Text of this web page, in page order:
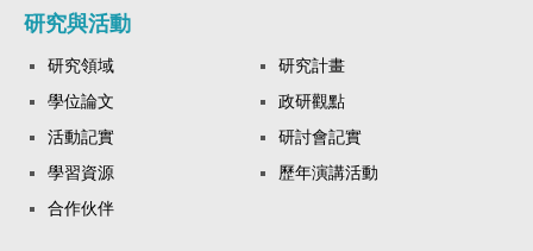
研究與活動
研究領域
研究計畫
學位論文
政研觀點
活動記實
研討會記實
學習資源
歷年演講活動
合作伙伴